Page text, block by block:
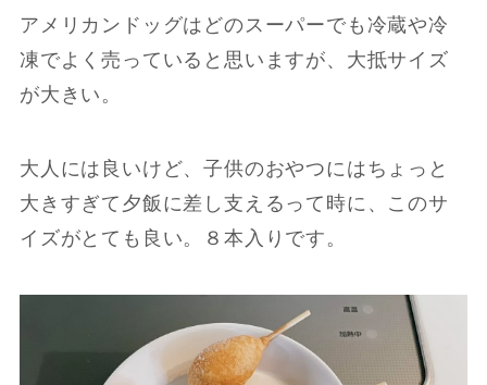
アメリカンドッグはどのスーパーでも冷蔵や冷
凍でよく売っていると思いますが、大抵サイズ
が大きい。
大人には良いけど、子供のおやつにはちょっと
大きすぎて夕飯に差し支えるって時に、このサ
イズがとても良い。８本入りです。